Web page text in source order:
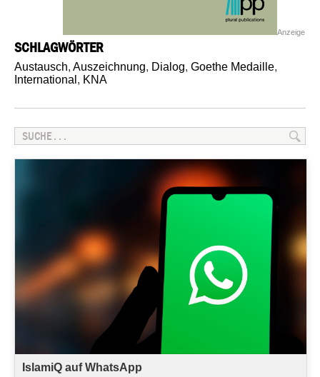
Anzeige
SCHLAGWÖRTER
Austausch, Auszeichnung, Dialog, Goethe Medaille,
International , KNA
IslamiQ auf WhatsApp